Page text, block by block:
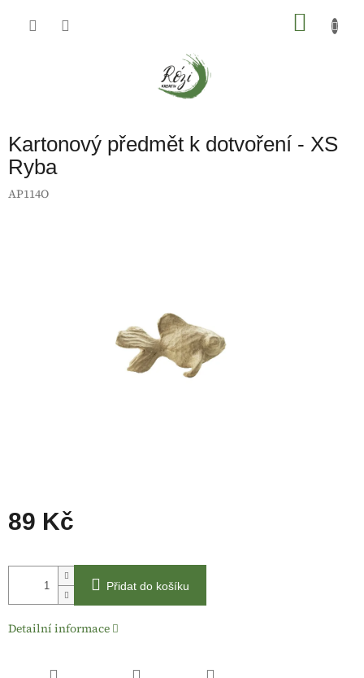
Kartonový předmět k dotvoření - XS
Ryba
AP114O
89 Kč
cena:
Přidat do košíku
Detailní informace